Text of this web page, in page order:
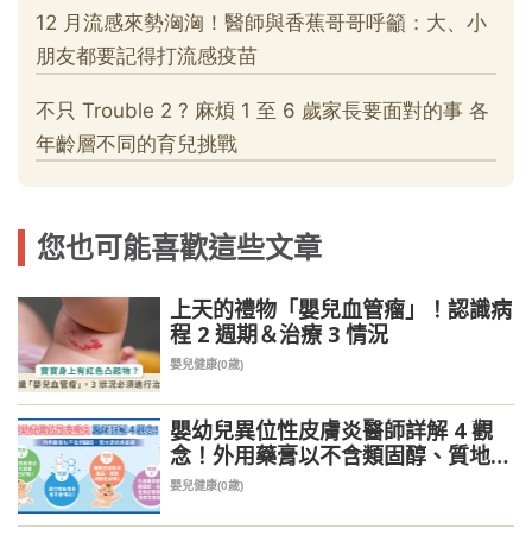
您也可能喜歡這些文章
上天的禮物「嬰兒血管瘤」！認識病
程 2 週期＆治療 3 情況
嬰兒健康(0歲)
嬰幼兒異位性皮膚炎醫師詳解 4 觀
念！外用藥膏以不含類固醇、質地清
爽為首選
嬰兒健康(0歲)